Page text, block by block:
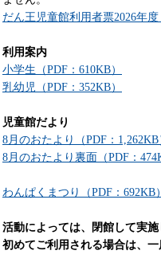
だん王児童館利用者票2026年度
利用案内
小学生（PDF：610KB）
乳幼児（PDF：352KB）
児童館だより
8月のおたより（PDF：1,262KB
8月のおたより裏面（PDF：
わんぱくまつり（PDF：692KB）
活動によっては、閉館して実
初めてご利用される場合は、